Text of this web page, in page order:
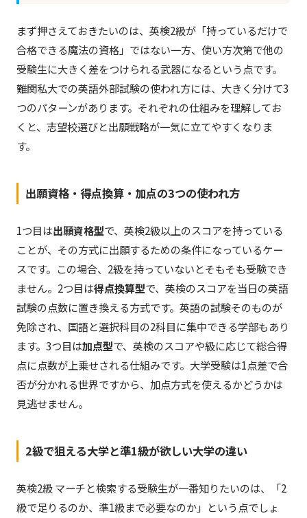
まず押さえておきたいのは、英検2級が「持っているだけで
合格できる魔法の資格」ではない一方、使い方次第で他の
受験生に大きく差をつけられる武器になるという点です。
難関私大での英語外部試験の使われ方には、大きく分けて3
つのパターンがあります。それぞれの仕組みを理解してお
くと、志望校選びと出願戦略が一気に立てやすくなりま
す。
出願資格・得点換算・加点の3つの使われ方
1つ目は出願資格型で、英検2級以上のスコアを持っている
ことが、その方式に出願するための条件になっているケー
スです。この場合、2級を持っていないとそもそも受験でき
ません。2つ目は得点換算型で、英検のスコアを当日の英語
試験の点数に置き換える方式です。英語の試験そのものが
免除され、国語と選択科目の2科目に集中できる学部もあり
ます。3つ目は加点型で、英検のスコアや級に応じて総合得
点に点数が上乗せされる仕組みです。大学受験は1点差で合
否が分かれる世界ですから、加点方式を使えるかどうかは
見逃せません。
2級で狙える大学と準1級が欲しい大学の違い
英検2級 マーチと検索する受験生が一番知りたいのは、「2
級で足りるのか、準1級まで必要なのか」という点でしょ